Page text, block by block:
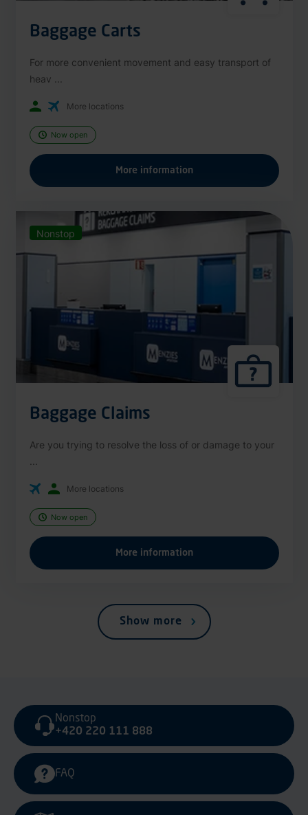
Baggage Carts
For more convenient movement and easy transport of
heav ...
More locations
Now open
More information
Nonstop
Baggage Claims
Are you trying to resolve the loss of or damage to your
More locations
Now open
More information
Show more
Nonstop
+420 220 111 888
FAQ